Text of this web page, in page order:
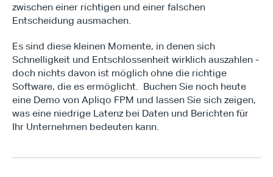
Type*
zwischen einer richtigen und einer falschen
Entscheidung ausmachen.
Es sind diese kleinen Momente, in denen sich
Schnelligkeit und Entschlossenheit wirklich auszahlen -
doch nichts davon ist möglich ohne die richtige
Software, die es ermöglicht.  Buchen Sie noch heute
eine Demo von Apliqo FPM und lassen Sie sich zeigen,
was eine niedrige Latenz bei Daten und Berichten für
Ihr Unternehmen bedeuten kann.